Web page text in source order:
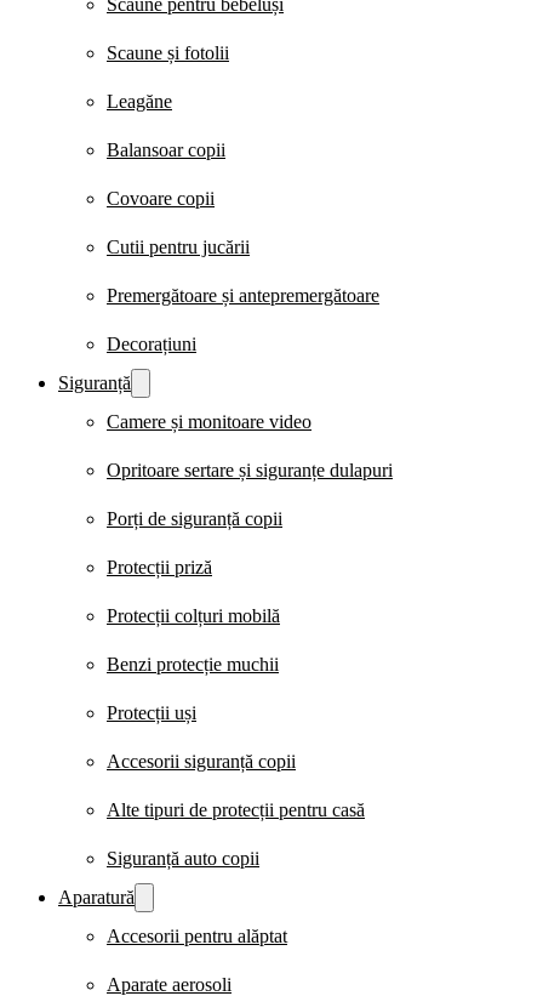
Scaune pentru bebeluși
Scaune și fotolii
Leagăne
Balansoar copii
Covoare copii
Cutii pentru jucării
Premergătoare și antepremergătoare
Decorațiuni
Siguranță
Camere și monitoare video
Opritoare sertare și siguranțe dulapuri
Porți de siguranță copii
Protecții priză
Protecții colțuri mobilă
Benzi protecție muchii
Protecții uși
Accesorii siguranță copii
Alte tipuri de protecții pentru casă
Siguranță auto copii
Aparatură
Accesorii pentru alăptat
Aparate aerosoli